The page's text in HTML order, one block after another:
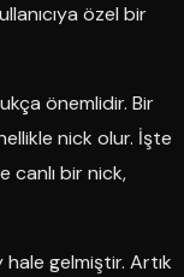
özel bir
önemlidir. Bir
nick olur. İşte
canlı bir nick,
gelmiştir. Artık